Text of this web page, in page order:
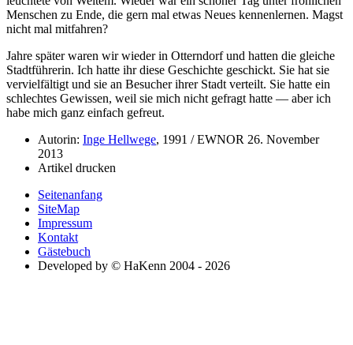
Menschen zu Ende, die gern mal etwas Neues kennenlernen. Magst
nicht mal mitfahren?
Jahre später waren wir wieder in Otterndorf und hatten die gleiche
Stadtführerin. Ich hatte ihr diese Geschichte geschickt. Sie hat sie
vervielfältigt und sie an Besucher ihrer Stadt verteilt. Sie hatte ein
schlechtes Gewissen, weil sie mich nicht gefragt hatte — aber ich
habe mich ganz einfach gefreut.
Autorin: Inge Hellwege, 1991 / EWNOR 26. November
2013
Artikel drucken
Seitenanfang
SiteMap
Impressum
Kontakt
Gästebuch
Developed by © HaKenn 2004 - 2026